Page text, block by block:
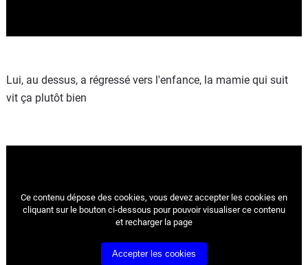
Lui, au dessus, a régressé vers l'enfance, la mamie qui suit
vit ça plutôt bien
Ce contenu dépose des cookies, vous devez accepter les cookies en
cliquant sur le bouton ci-dessous pour pouvoir visualiser ce contenu
et recharger la page
Accepter les cookies